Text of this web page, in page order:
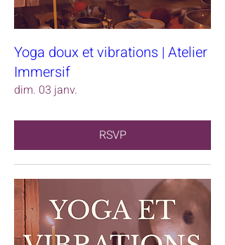
Yoga doux et vibrations | Atelier
Immersif
dim. 03 janv.
RSVP